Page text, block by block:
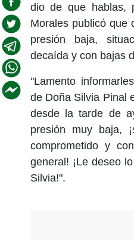
dio de que hablas,
Morales publicó que
presión baja,
decaída y con bajas
"Lamento
de Doña Silvia Pinal
desde la tarde de
presión muy baja,
comprometido y
general! ¡Le deseo
Silvia!".